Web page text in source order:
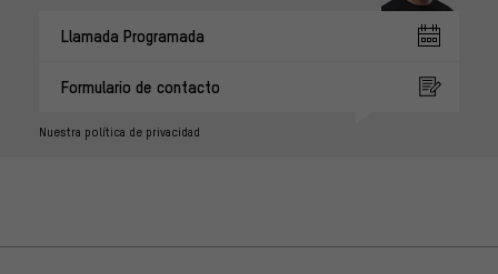
Llamada Programada
Formulario de contacto
Nuestra política de privacidad